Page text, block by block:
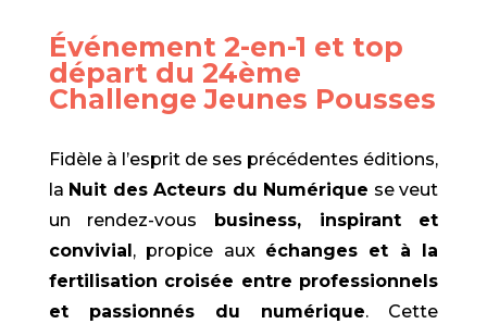
Événement 2-en-1 et top
départ du 24ème
Challenge Jeunes Pousses
Fidèle à l’esprit de ses précédentes éditions,
la Nuit des Acteurs du Numérique se veut
un rendez-vous business, inspirant et
convivial, propice aux échanges et à la
fertilisation croisée entre professionnels
et passionnés du numérique. Cette